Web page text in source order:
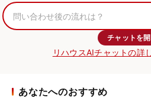
チャットを開
リハウスAIチャットの詳
あなたへのおすすめ